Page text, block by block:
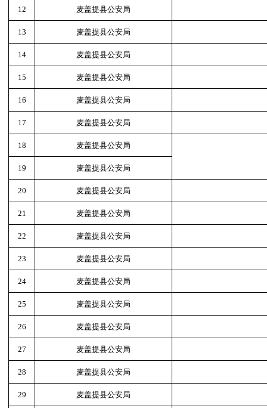
12 麦盖提县公安局
13 麦盖提县公安局
14 麦盖提县公安局
15 麦盖提县公安局
16 麦盖提县公安局
17 麦盖提县公安局
18 麦盖提县公安局
19 麦盖提县公安局
20 麦盖提县公安局
21 麦盖提县公安局
22 麦盖提县公安局
23 麦盖提县公安局
24 麦盖提县公安局
25 麦盖提县公安局
26 麦盖提县公安局
27 麦盖提县公安局
28 麦盖提县公安局
29 麦盖提县公安局